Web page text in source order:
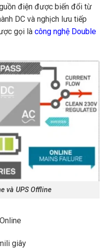
điện được biến đổi từ
DC và nghịch lưu tiếp
gọi là công nghệ Double
và UPS Offline
giây